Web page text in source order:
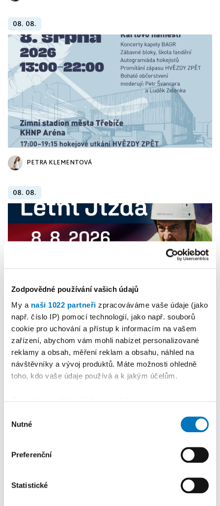
Zodpovědné používání vašich údajů
My a naši 1022 partneři zpracováváme vaše údaje (jako
např. číslo IP) pomocí technologií, jako např. souborů
cookie pro uchování a přístup k informacím na vašem
zařízení, abychom vám mohli nabízet personalizované
reklamy a obsah, měření reklam a obsahu, náhled na
návštěvníky a vývoj produktů. Máte možnosti ohledně
toho, kdo vaše údaje používá a k jakým účelům.
poloze, které mohou být přesné na několik metrů
skenování pro konkrétní charakteristiky (otisk prstu)
Zjistěte více o tom, jak zpracováváme vaše osobní
Svůj souhlas můžete kdykoliv změnit nebo odvolat v
souhlasu
Nutné
Preferenční
Statistické
08. 08.
PETRA KLEMENTOVÁ
08. 08.
PETRA KLEMENTOVÁ
08. 08.
PREMIUM